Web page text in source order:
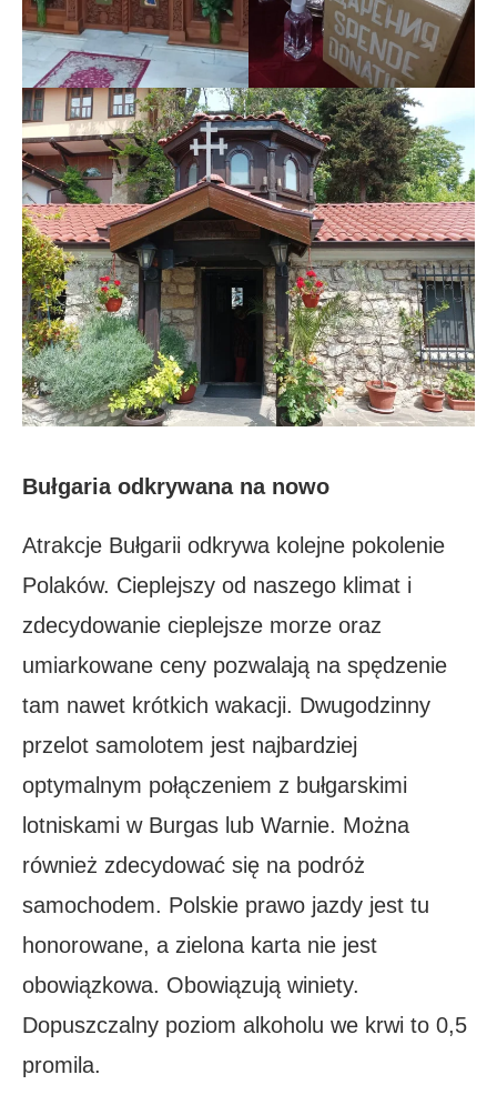
Bułgaria odkrywana na nowo
Atrakcje Bułgarii odkrywa kolejne pokolenie
Polaków. Cieplejszy od naszego klimat i
zdecydowanie cieplejsze morze oraz
umiarkowane ceny pozwalają na spędzenie
tam nawet krótkich wakacji. Dwugodzinny
przelot samolotem jest najbardziej
optymalnym połączeniem z bułgarskimi
lotniskami w Burgas lub Warnie. Można
również zdecydować się na podróż
samochodem. Polskie prawo jazdy jest tu
honorowane, a zielona karta nie jest
obowiązkowa. Obowiązują winiety.
Dopuszczalny poziom alkoholu we krwi to 0,5
promila.